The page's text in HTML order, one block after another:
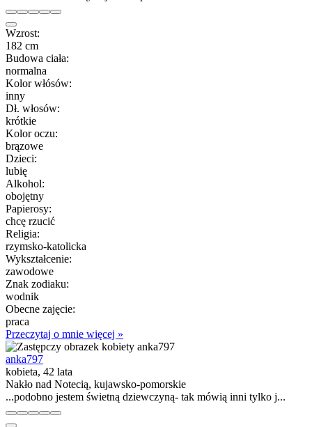
Wzrost:
182 cm
Budowa ciała:
normalna
Kolor włósów:
inny
Dł. włosów:
krótkie
Kolor oczu:
brązowe
Dzieci:
lubię
Alkohol:
obojętny
Papierosy:
chcę rzucić
Religia:
rzymsko-katolicka
Wykształcenie:
zawodowe
Znak zodiaku:
wodnik
Obecne zajęcie:
praca
Przeczytaj o mnie więcej »
anka797
kobieta, 42 lata
Nakło nad Notecią, kujawsko-pomorskie
...podobno jestem świetną dziewczyną- tak mówią inni tylko j...